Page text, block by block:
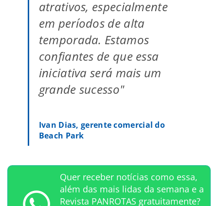
atrativos, especialmente
em períodos de alta
temporada. Estamos
confiantes de que essa
iniciativa será mais um
grande sucesso"
Ivan Dias, gerente comercial do
Beach Park
Quer receber notícias como essa,
além das mais lidas da semana e a
Revista PANROTAS gratuitamente?